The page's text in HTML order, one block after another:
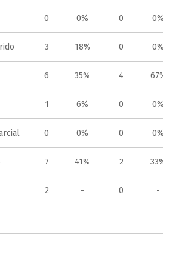
0 0% 0 0%
3 18% 0 0%
6 35% 4 67%
1 6% 0 0%
0 0% 0 0%
7 41% 2 33%
2 - 0 -